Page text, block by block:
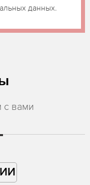
данных.
с вами